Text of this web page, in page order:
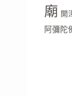
廟 開
阿彌陀